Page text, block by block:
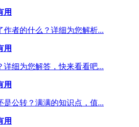
用
者的什么？详细为您解析...
用
细为您解答，快来看看吧...
用
是公转？满满的知识点，值...
用